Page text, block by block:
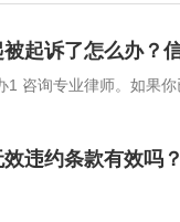
起诉了怎么办？
1 咨询专业律师。如果你
效违约条款有效吗